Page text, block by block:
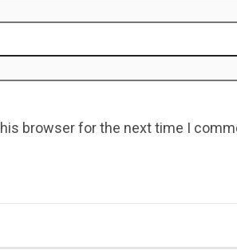
browser for the next time I